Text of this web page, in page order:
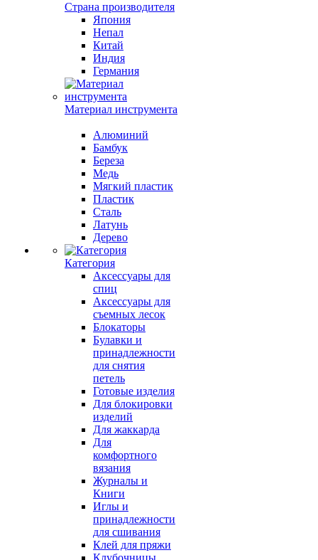
Страна производителя
Япония
Непал
Китай
Индия
Германия
Материал инструмента
Алюминий
Бамбук
Береза
Медь
Мягкий пластик
Пластик
Сталь
Латунь
Дерево
Категория
Аксессуары для
спиц
Аксессуары для
съемных лесок
Блокаторы
Булавки и
принадлежности
для снятия
петель
Готовые изделия
Для блокировки
изделий
Для жаккарда
Для
комфортного
вязания
Журналы и
Книги
Иглы и
принадлежности
для сшивания
Клей для пряжи
Клубочницы